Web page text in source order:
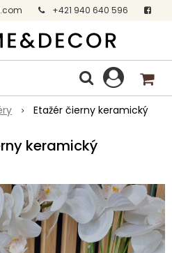
+421 940 640 596
Etažér čierny keramický
keramický